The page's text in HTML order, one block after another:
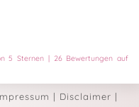
5 Sternen | 26Bewertungen auf
| Disclaimer |